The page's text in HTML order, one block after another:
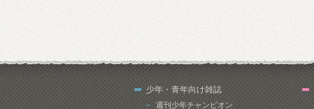
少年・青年向け雑誌
週刊少年チャンピオン